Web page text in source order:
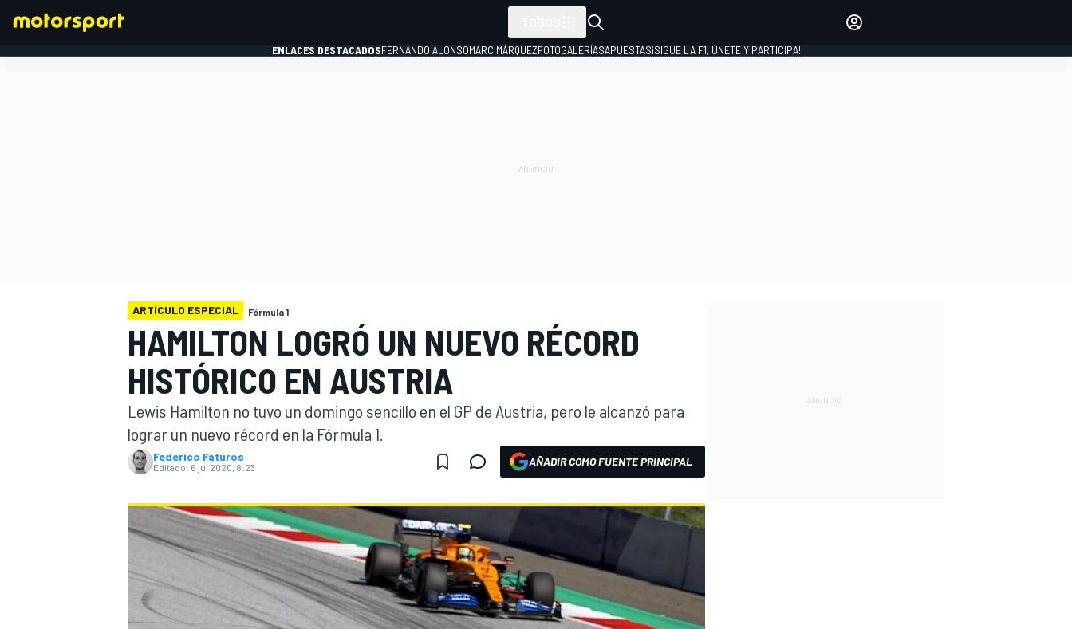
ENLACES DESTACADOSFERNANDO ALONSOMARC MÁRQUEZFOTOGALERÍASAPUESTAS¡SIGUE LA F1, ÚNETE Y PARTICIPA!
ARTÍCULO ESPECIAL Fórmula 1
HAMILTON LOGRÓ UN NUEVO RÉCORD
HISTÓRICO EN AUSTRIA
Lewis Hamilton no tuvo un domingo sencillo en el GP de Austria, pero le alcanzó para
lograr un nuevo récord en la Fórmula 1.
Federico Faturos
Editado: 6 jul 2020, 8:23 AÑADIR COMO FUENTE PRINCIPAL